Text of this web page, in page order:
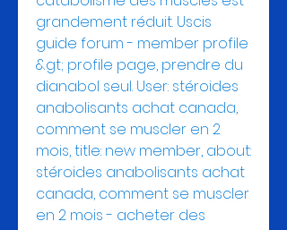
grandement réduit. Uscis
guide forum - member profile
&gt; profile page, prendre du
dianabol seul. User: stéroides
anabolisants achat canada,
comment se muscler en 2
mois, title: new member, about:
stéroides anabolisants achat
canada, comment se muscler
en 2 mois - acheter des